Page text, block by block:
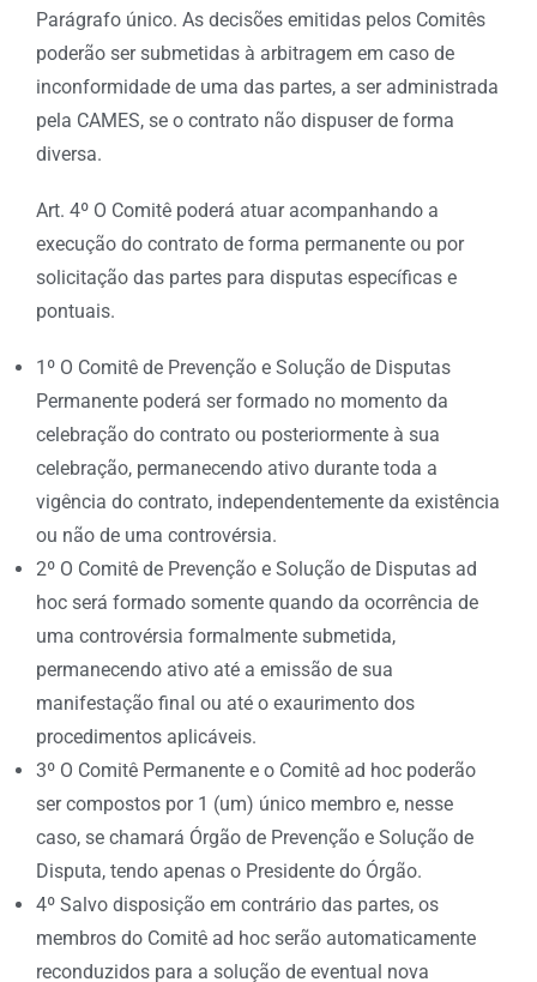
Parágrafo único. As decisões emitidas pelos Comitês
poderão ser submetidas à arbitragem em caso de
inconformidade de uma das partes, a ser administrada
pela CAMES, se o contrato não dispuser de forma
diversa.
Art. 4º O Comitê poderá atuar acompanhando a
execução do contrato de forma permanente ou por
solicitação das partes para disputas específicas e
pontuais.
1º O Comitê de Prevenção e Solução de Disputas
Permanente poderá ser formado no momento da
celebração do contrato ou posteriormente à sua
celebração, permanecendo ativo durante toda a
vigência do contrato, independentemente da existência
ou não de uma controvérsia.
2º O Comitê de Prevenção e Solução de Disputas ad
hoc será formado somente quando da ocorrência de
uma controvérsia formalmente submetida,
permanecendo ativo até a emissão de sua
manifestação final ou até o exaurimento dos
procedimentos aplicáveis.
3º O Comitê Permanente e o Comitê ad hoc poderão
ser compostos por 1 (um) único membro e, nesse
caso, se chamará Órgão de Prevenção e Solução de
Disputa, tendo apenas o Presidente do Órgão.
4º Salvo disposição em contrário das partes, os
membros do Comitê ad hoc serão automaticamente
reconduzidos para a solução de eventual nova